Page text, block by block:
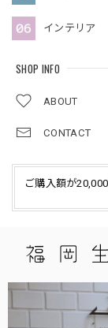
インテリア
SHOP INFO
ABOUT
CONTACT
ご購入額が